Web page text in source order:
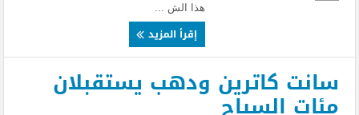
هذا الش ...
إقرأ المزيد
سانت كاترين ودهب يستقبلان
مئات السياح